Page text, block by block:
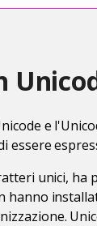
e
essere
unici, ha
hanno